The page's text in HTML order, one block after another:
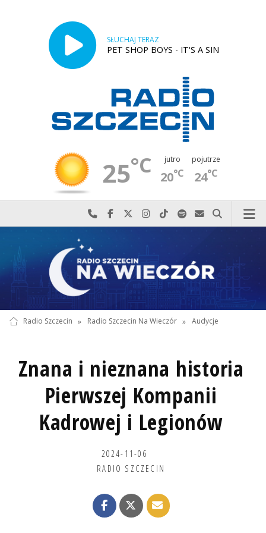
SŁUCHAJ TERAZ
PET SHOP BOYS - IT'S A SIN
25°C jutro
20°C
pojutrze
24°C
Najlepiej po prostu do nas zadzwoń
Odwiedź nas na Facebook-u
Odwiedź nas na X
Odwiedź nas na Instagram-ie
Odwiedź nas na TikTok-u
Szukaj nas na Spotify
Wyślij do nas
Szukaj
Radio Szczecin » Radio Szczecin Na Wieczór » Audycje
Znana i nieznana historia
Pierwszej Kompanii
Kadrowej i Legionów
2024-11-06
RADIO SZCZECIN